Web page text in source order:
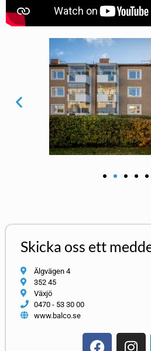
Skicka oss ett
Älgvägen 4
352 45
Växjö
0470 - 53 30 00
www.balco.se